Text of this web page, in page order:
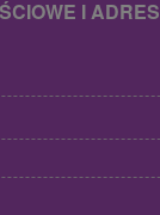
I ADRES